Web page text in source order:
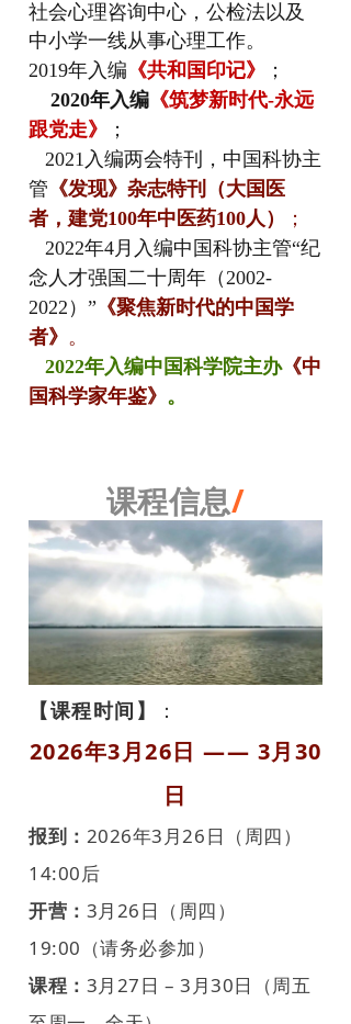
社会心理咨询中心，公检法以及
中小学一线从事心理工作。
2019年入编 《共和国印记》
；
2020年入编 《筑梦新时代-永远
跟党走》
；
2021入编两会特刊，中国科协主
管 《发现》杂志特刊（大国医
者，建党100年中医药100人）
；
2022年4月入编中国科协主管“纪
念人才强国二十周年（2002-
2022）” 《聚焦新时代的中国学
者》 。
2022年入编中国科学院主办《中
国科学家年鉴》 。
课程信息/
【课程时间】 ：
2026年3月26日 —— 3月30
日
报到： 2026年3月26日（周四）
14:00后
开营： 3月26日（周四）
19:00（请务必参加）
课程： 3月27日 – 3月30日（周五